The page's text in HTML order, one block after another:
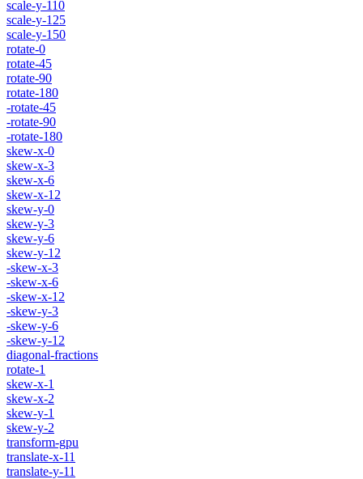
scale-y-110
scale-y-125
scale-y-150
rotate-0
rotate-45
rotate-90
rotate-180
-rotate-45
-rotate-90
-rotate-180
skew-x-0
skew-x-3
skew-x-6
skew-x-12
skew-y-0
skew-y-3
skew-y-6
skew-y-12
-skew-x-3
-skew-x-6
-skew-x-12
-skew-y-3
-skew-y-6
-skew-y-12
diagonal-fractions
rotate-1
skew-x-1
skew-x-2
skew-y-1
skew-y-2
transform-gpu
translate-x-11
translate-y-11